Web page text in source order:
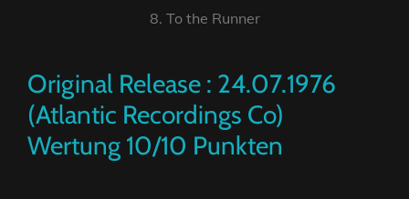
8. To the Runner
Original Release : 24.07.1976
(Atlantic Recordings Co)
Wertung 10/10 Punkten